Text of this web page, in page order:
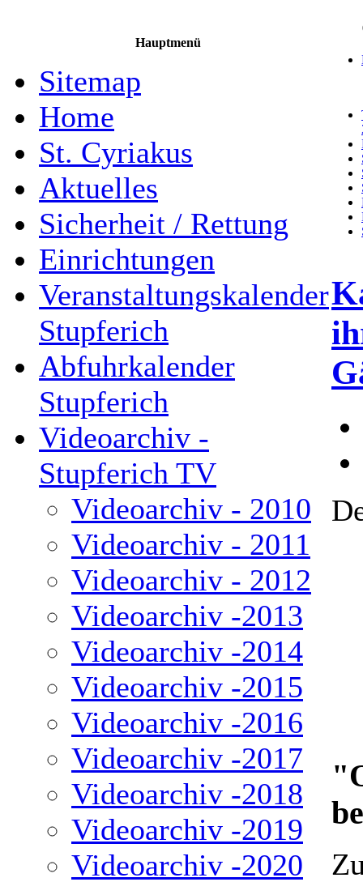
Hauptmenü
Sitemap
Home
St. Cyriakus
Aktuelles
Sicherheit / Rettung
Einrichtungen
Veranstaltungskalender
Stupferich
Abfuhrkalender
Stupferich
Videoarchiv -
Stupferich TV
Videoarchiv - 2010
Videoarchiv - 2011
Videoarchiv - 2012
Videoarchiv -2013
Videoarchiv -2014
Videoarchiv -2015
Videoarchiv -2016
Videoarchiv -2017
Videoarchiv -2018
Videoarchiv -2019
Videoarchiv -2020